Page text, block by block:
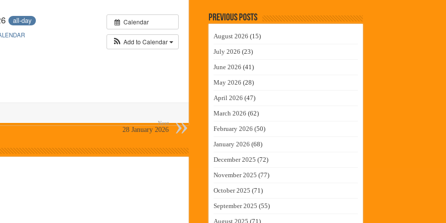
मुख्य प्रशासकीय कार्यालयासह भव्य मूट कोर्टचे बुधवारी उद्घाटन
लोकनेते रामशेठ ठाकूर यांच्या उद्घाटन
बैठक
Calendar
Add to Calendar
all-day
Next
28 January 2026
Previous Posts
August 2026 (15)
July 2026 (23)
June 2026 (41)
May 2026 (28)
April 2026 (47)
March 2026 (62)
February 2026 (50)
January 2026 (68)
December 2025 (72)
November 2025 (77)
October 2025 (71)
September 2025 (55)
August 2025 (71)